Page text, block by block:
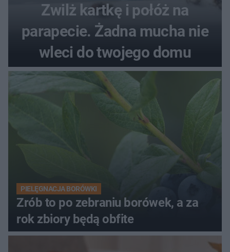
Zwilż kartkę i połóż na
parapecie. Żadna mucha nie
wleci do twojego domu
PIELĘGNACJA BORÓWKI
Zrób to po zebraniu borówek, a za
rok zbiory będą obfite